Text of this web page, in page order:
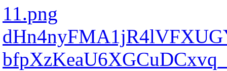
11.png